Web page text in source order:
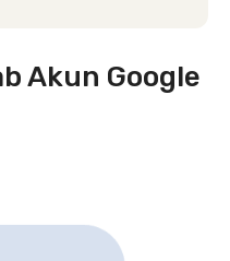
Akun Google